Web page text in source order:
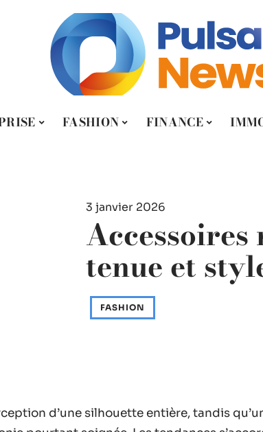
FASHION FINANCE
3 janvier 2026
tenue et
FASHION
d’une silhouette entière, tandis